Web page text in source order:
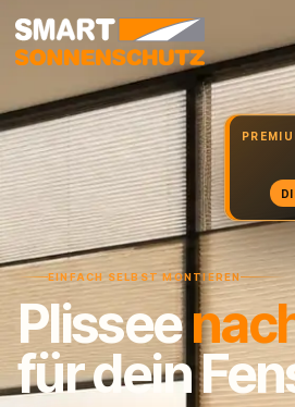
EINFACH SELBST MONTIEREN
Plissee
für dein